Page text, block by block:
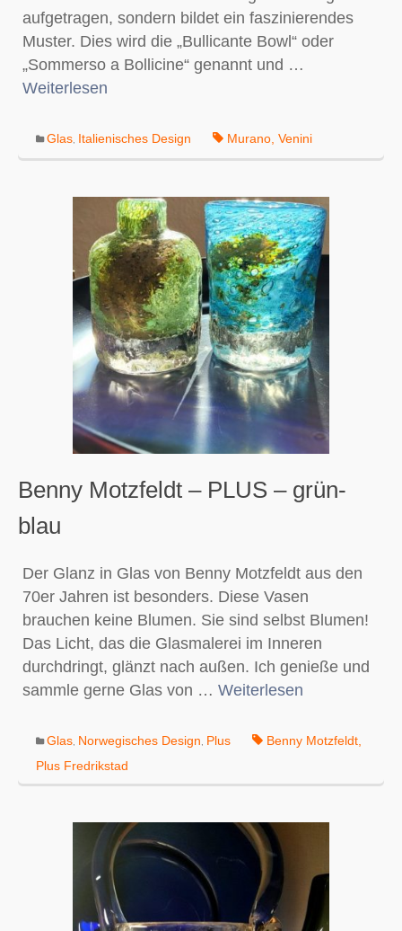
aufgetragen, sondern bildet ein faszinierendes
Muster. Dies wird die „Bullicante Bowl“ oder
„Sommerso a Bollicine“ genannt und …
Weiterlesen
Glas, Italienisches Design Murano, Venini
Benny Motzfeldt – PLUS – grün-
blau
Der Glanz in Glas von Benny Motzfeldt aus den
70er Jahren ist besonders. Diese Vasen
brauchen keine Blumen. Sie sind selbst Blumen!
Das Licht, das die Glasmalerei im Inneren
durchdringt, glänzt nach außen. Ich genieße und
sammle gerne Glas von … Weiterlesen
Glas Norwegisches Design Plus Benny Motzfeldt
Plus Fredrikstad